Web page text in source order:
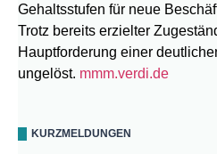
Gehaltsstufen für neue
Trotz bereits erzielter
Hauptforderung einer
ungelöst. mmm.verdi.de
KURZMELDUNGEN